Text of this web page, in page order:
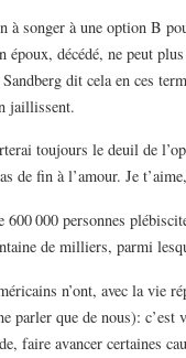
à songer à une option B
époux, décédé, ne peut
dit cela en ces
jaillissent.
toujours le deuil de
de fin à l’amour. Je
600 000 personnes
de milliers, parmi
n’ont, avec la vie
parler que de nous): c’est
faire avancer certaines